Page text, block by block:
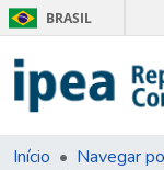
BRASIL
Início